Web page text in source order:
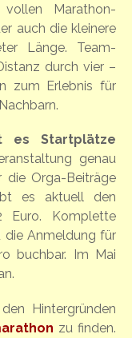
Marathon-
auch die kleinere
Länge. Team-
durch vier –
zum Erlebnis für
es Startplätze
genau
die Orga-Beiträge
es aktuell den
Euro.
Komplette
die Anmeldung für
buchbar.
Im Mai
Hintergründen
zu finden.